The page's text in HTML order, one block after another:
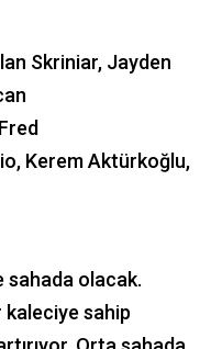
Skriniar, Jayden
Kerem Aktürkoğlu,
sahada olacak.
kaleciye sahip